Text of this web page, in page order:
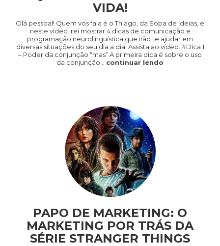
VIDA!
Olá pessoal! Quem vos fala é o Thiago, da Sopa de Ideias, e
neste vídeo irei mostrar 4 dicas de comunicação e
programação neurolinguística que irão te ajudar em
diversas situações do seu dia a dia. Assista ao vídeo: #Dica 1
– Poder da conjunção “mas” A primeira dica é sobre o uso
da conjunção… continuar lendo
PAPO DE MARKETING: O
MARKETING POR TRÁS DA
SÉRIE STRANGER THINGS